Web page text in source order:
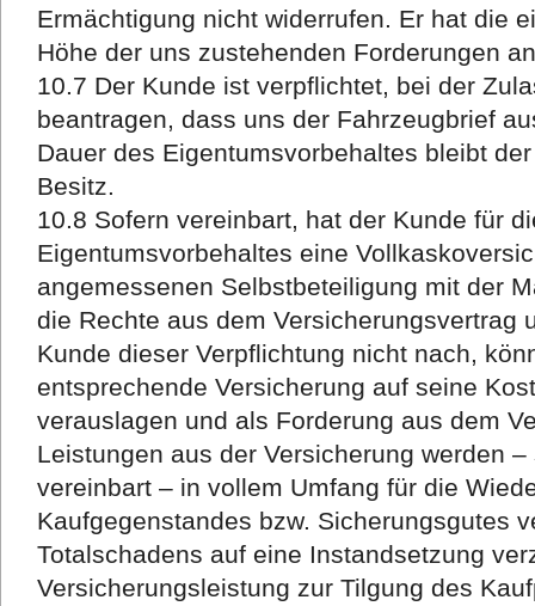
Ermächtigung nicht widerrufen. Er hat die
Höhe der uns zustehenden Forderungen
10.7 Der Kunde ist verpflichtet, bei der
beantragen, dass uns der Fahrzeugbrief
Dauer des Eigentumsvorbehaltes bleibt
Besitz.
10.8 Sofern vereinbart, hat der Kunde für
Eigentumsvorbehaltes eine
angemessenen Selbstbeteiligung mit der
die Rechte aus dem Versicherungsvertrag
Kunde dieser Verpflichtung nicht nach,
entsprechende Versicherung auf seine
verauslagen und als Forderung aus dem
Leistungen aus der Versicherung werden
vereinbart – in vollem Umfang für die
Kaufgegenstandes bzw. Sicherungsgutes
Totalschadens auf eine Instandsetzung
Versicherungsleistung zur Tilgung des